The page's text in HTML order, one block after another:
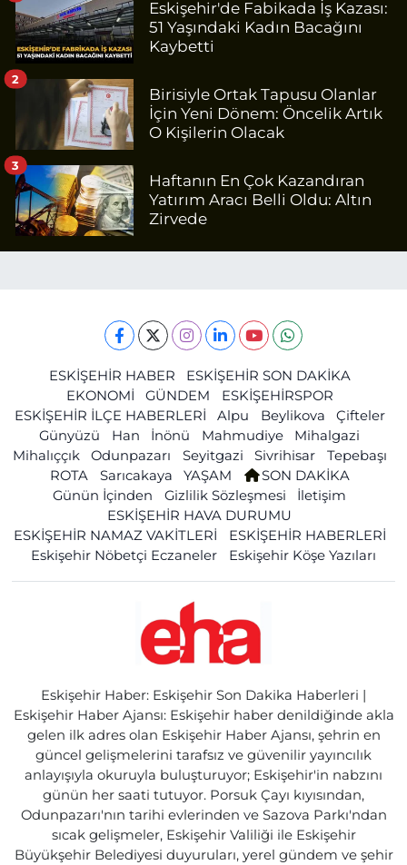
Eskişehir'de Fabikada İş Kazası:
51 Yaşındaki Kadın Bacağını
Kaybetti
Birisiyle Ortak Tapusu Olanlar
İçin Yeni Dönem: Öncelik Artık
O Kişilerin Olacak
2
Haftanın En Çok Kazandıran
Yatırım Aracı Belli Oldu: Altın
Zirvede
3
ESKİŞEHİR HABER
ESKİŞEHİR SON DAKİKA
EKONOMİ
GÜNDEM
ESKİŞEHİRSPOR
ESKİŞEHİR İLÇE HABERLERİ
Alpu Beylikova
Çifteler
Günyüzü
Han İnönü Mahmudiye
Mihalgazi
Mihalıççık
Odunpazarı Seyitgazi Sivrihisar
Tepebaşı
ROTA
Sarıcakaya YAŞAM
SON DAKİKA
Günün İçinden
Gizlilik Sözleşmesi
İletişim
ESKİŞEHİR HAVA DURUMU
ESKİŞEHİR NAMAZ VAKİTLERİ
ESKİŞEHİR HABERLERİ
Eskişehir Nöbetçi Eczaneler
Eskişehir Köşe Yazıları
Eskişehir Haber: Eskişehir Son Dakika Haberleri |
Eskişehir Haber Ajansı: Eskişehir haber denildiğinde akla
gelen ilk adres olan Eskişehir Haber Ajansı, şehrin en
güncel gelişmelerini tarafsız ve güvenilir yayıncılık
anlayışıyla okuruyla buluşturuyor; Eskişehir'in nabzını
günün her saati tutuyor. Porsuk Çayı kıyısından,
Odunpazarı'nın tarihi evlerinden ve Sazova Parkı'ndan
sıcak gelişmeler, Eskişehir Valiliği ile Eskişehir
Büyükşehir Belediyesi duyuruları, yerel gündem ve şehir